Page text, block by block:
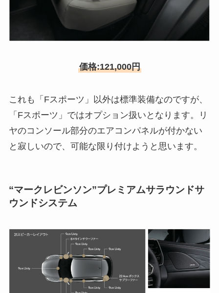
価格:121,000円
これも「Fスポーツ」以外は標準装備なのですが、
「Fスポーツ」ではオプション扱いとなります。リ
ヤのコンソール部分のエアコンパネルが付かない
と寂しいので、可能な限り付けようと思います。
“マークレビンソン”プレミアムサラウンドサ
ウンドシステム